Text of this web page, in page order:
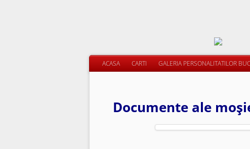
ACASA CARTI GALERIA PERSONALITATILOR
Documente ale